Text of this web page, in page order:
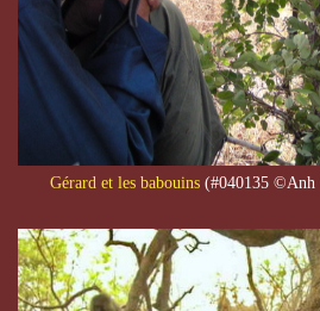
Gérard et les babouins (#040135 ©Anh